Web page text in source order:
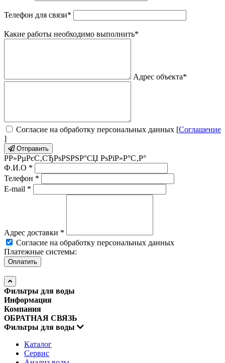
Телефон для связи*
Какие работы необходимо выполнить*
Адрес объекта*
Согласие на обработку персональных данных [Соглашение
]
Отправить
Р­Р»РµРєС‚СЂРѕРЅРЅР°СЏ РѕРїР»Р°С‚Р°
Ф.И.О *
Телефон *
E-mail *
Адрес доставки *
Согласие на обработку персональных данных
Платежные системы:
Фильтры для воды
Информация
Компания
ОБРАТНАЯ СВЯЗЬ
Фильтры для воды
Каталог
Сервис